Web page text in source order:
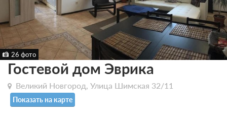
26 фото
Гостевой дом Эврика
Великий Новгород, Улица Шимская 32/11
Показать на карте